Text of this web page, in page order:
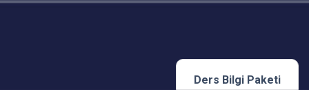
Ders Bilgi Paketi